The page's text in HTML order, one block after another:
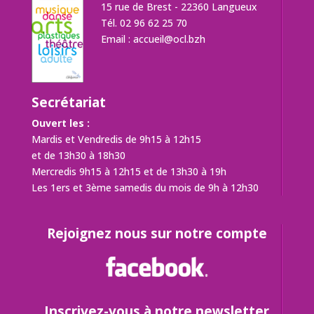
15 rue de Brest - 22360 Langueux
Tél. 02 96 62 25 70
Email : accueil@ocl.bzh
Secrétariat
Ouvert les :
Mardis et Vendredis de 9h15 à 12h15
et de 13h30 à 18h30
Mercredis 9h15 à 12h15 et de 13h30 à 19h
Les 1ers et 3ème samedis du mois de 9h à 12h30
Rejoignez nous sur notre compte